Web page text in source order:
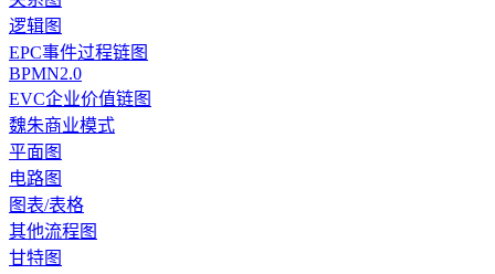
逻辑图
EPC事件过程链图
BPMN2.0
EVC企业价值链图
魏朱商业模式
平面图
电路图
图表/表格
其他流程图
甘特图